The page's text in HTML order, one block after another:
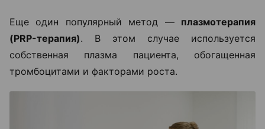
Еще один популярный метод — плазмотерапия
(PRP-терапия). В этом случае используется
собственная плазма пациента, обогащенная
тромбоцитами и факторами роста.